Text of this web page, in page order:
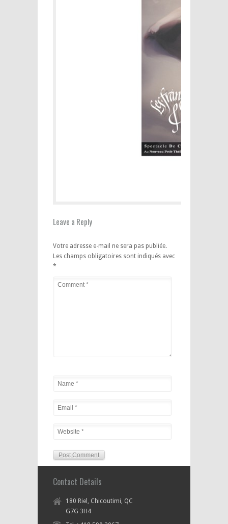
Leave a Reply
Votre adresse e-mail ne sera pas publiée.
Les champs obligatoires sont indiqués avec
*
Contact Details
180 Riel, Chicoutimi, QC
G7G 3H4